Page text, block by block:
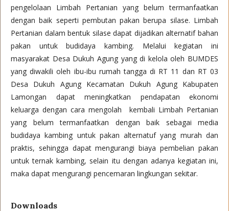
pengelolaan Limbah Pertanian yang belum termanfaatkan
dengan baik seperti pembutan pakan berupa silase. Limbah
Pertanian dalam bentuk silase dapat dijadikan alternatif bahan
pakan untuk budidaya kambing. Melalui kegiatan ini
masyarakat Desa Dukuh Agung yang di kelola oleh BUMDES
yang diwakili oleh ibu-ibu rumah tangga di RT 11 dan RT 03
Desa Dukuh Agung Kecamatan Dukuh Agung Kabupaten
Lamongan dapat meningkatkan pendapatan ekonomi
keluarga dengan cara mengolah kembali Limbah Pertanian
yang belum termanfaatkan dengan baik sebagai media
budidaya kambing untuk pakan alternatuf yang murah dan
praktis, sehingga dapat mengurangi biaya pembelian pakan
untuk ternak kambing, selain itu dengan adanya kegiatan ini,
maka dapat mengurangi pencemaran lingkungan sekitar.
Downloads